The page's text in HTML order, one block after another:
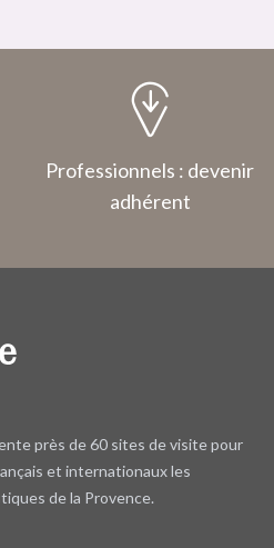
Professionnels : devenir
adhérent
près de 60 sites de visite pour
et internationaux les
de la Provence.